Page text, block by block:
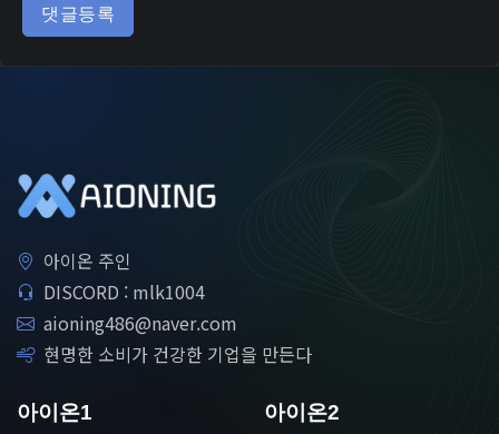
댓글등록
아이온 주인
DISCORD : mlk1004
aioning486@naver.com
현명한 소비가 건강한 기업을 만든다
아이온1
아이온2